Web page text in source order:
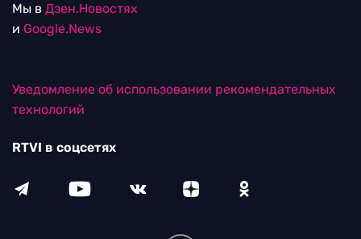
Мы в Дзен.Новостях
и Google.News
Уведомление об использовании рекомендательных
технологий
RTVI в соцсетях